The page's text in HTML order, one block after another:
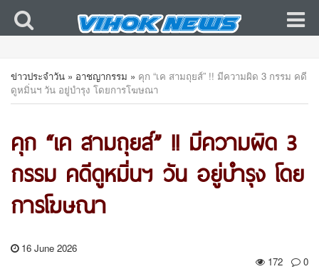
ข่าวประจำวัน » อาชญากรรม » คุก “เค สามถุยส์” !! มีความผิด 3 กรรม คดี
ดูหมิ่นฯ วัน อยู่บำรุง โดยการโฆษณา
คุก “เค สามถุยส์” !! มีความผิด 3
กรรม คดีดูหมิ่นฯ วัน อยู่บำรุง โดย
การโฆษณา
16 June 2026
172
0